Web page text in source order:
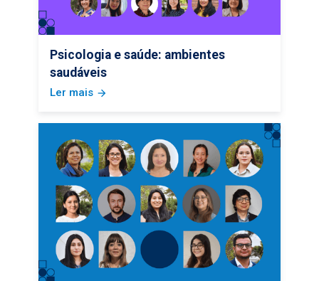
Psicologia e saúde: ambientes
saudáveis
Ler mais arrow_forward